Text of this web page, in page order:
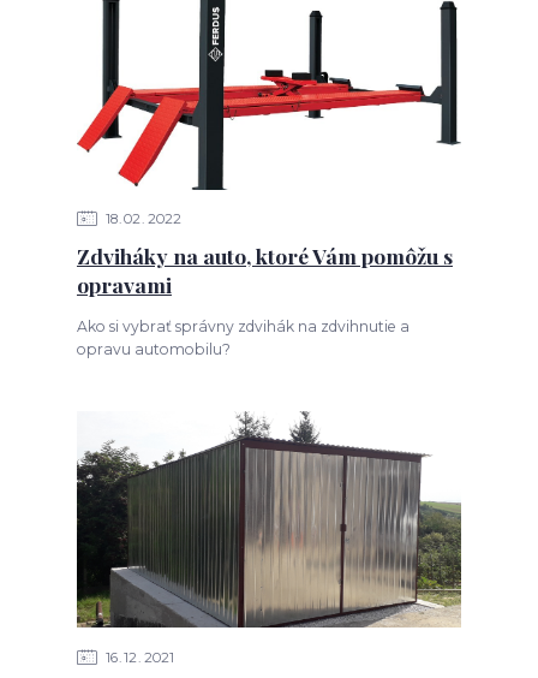
18 02 2022
Zdviháky na auto, ktoré Vám pomôžu s
opravami
Ako si vybrať správny zdvihák na zdvihnutie a
opravu automobilu?
16 12 2021